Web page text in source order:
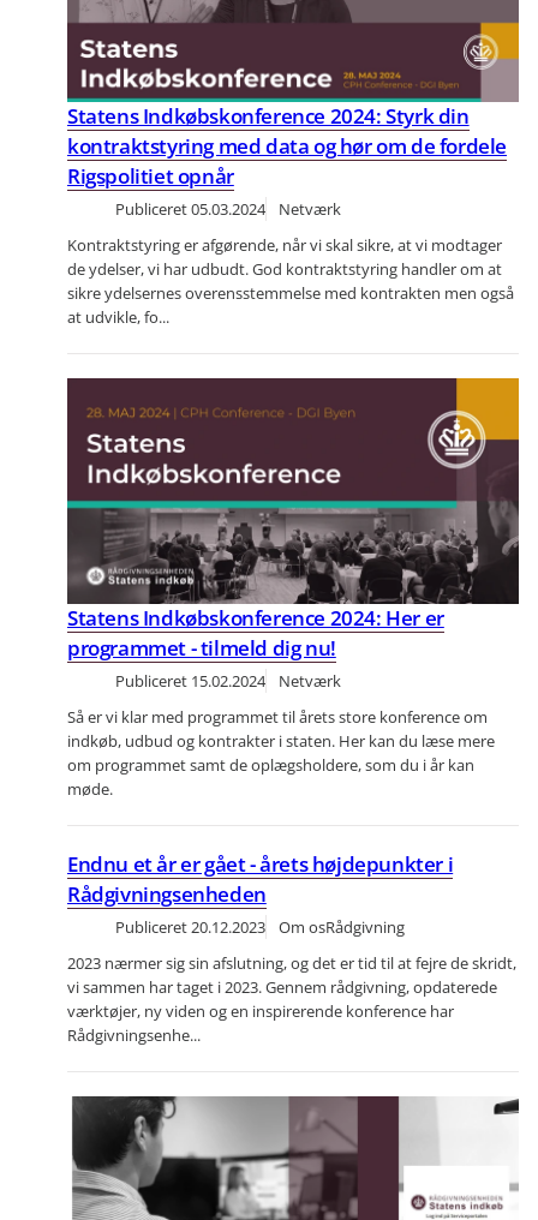
Statens Indkøbskonference 2024: Styrk din
kontraktstyring med data og hør om de fordele
Rigspolitiet opnår
Publiceret05.03.2024
Netværk
Kontraktstyring er afgørende, når vi skal sikre, at vi modtager
de ydelser, vi har udbudt. God kontraktstyring handler om at
sikre ydelsernes overensstemmelse med kontrakten men også
at udvikle, fo...
Statens Indkøbskonference 2024: Her er
programmet - tilmeld dig nu!
Publiceret 15.02.2024
Netværk
Så er vi klar med programmet til årets store konference om
indkøb, udbud og kontrakter i staten. Her kan du læse mere
om programmet samt de oplægsholdere, som du i år kan
møde.
Endnu et år er gået - årets højdepunkter i
Rådgivningsenheden
Publiceret20.12.2023 Om osRådgivning
2023 nærmer sig sin afslutning, og det er tid til at fejre de skridt,
vi sammen har taget i 2023. Gennem rådgivning, opdaterede
værktøjer, ny viden og en inspirerende konference har
Rådgivningsenhe...